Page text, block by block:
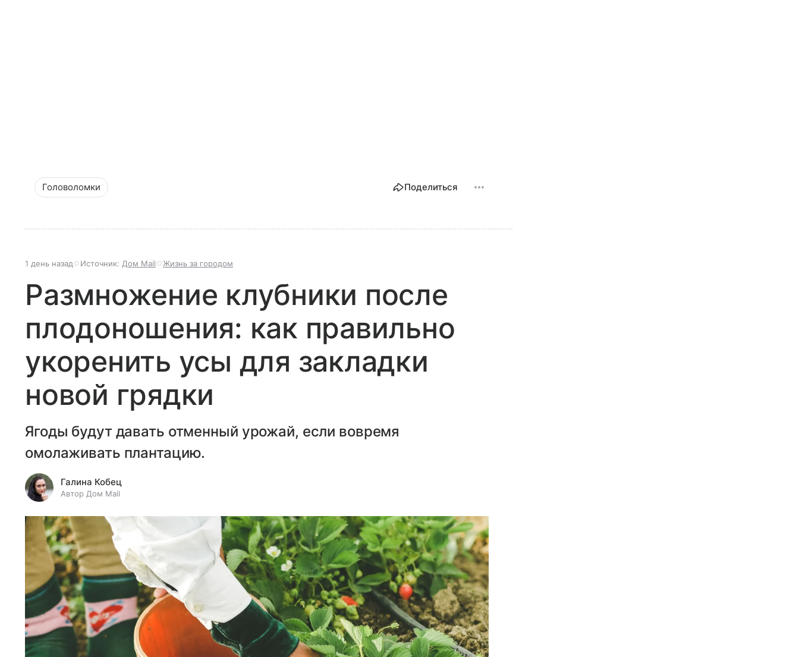
Головоломки Поделиться
1 день назад Источник: Дом Mail Жизнь за городом
Размножение клубники после
плодоношения: как правильно
укоренить усы для закладки
новой грядки
Ягоды будут давать отменный урожай, если вовремя
омолаживать плантацию.
Галина Кобец
Автор Дом Mail